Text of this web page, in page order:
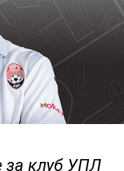
за клуб УПЛ